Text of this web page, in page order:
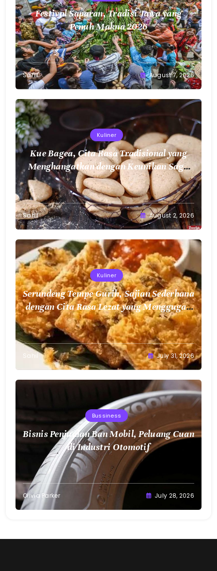
Festival Saparan, Tradisi Jawa yang
Penuh Makna 2026
Sahil August 7, 2026
Kuliner
Kue Bagea, Cita Rasa Tradisional yang
Menghangatkan dengan Keunikan Sagu
Nusantara
Sahil August 2, 2026
Kuliner
Serundeng Tempe Gurih, Sajian Sederhana
dengan Cita Rasa Lezat yang Menggugah
Selera
Sahil July 31, 2026
Bussiness
Bisnis Penjualan Ban Mobil, Peluang Cuan
di Industri Otomotif
Olivia Parker July 28, 2026